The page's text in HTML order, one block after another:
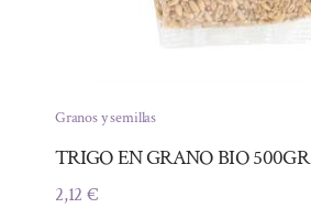
Granos y semillas
TRIGO EN GRANO BIO 500GR
2,12€